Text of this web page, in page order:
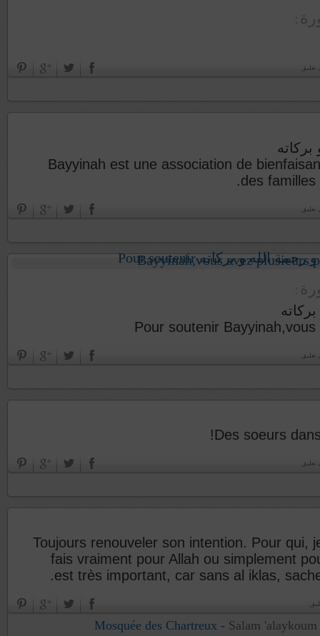
:
تعليق
Bayyinah est une association de
des familles
تعليق
:
Pour soutenir
تعليق
Des soeurs
تعليق
Toujours renouveler son intention. Pour qui,
fais vraiment pour Allah ou simplement
est très important, car sans al iklas,
Salam